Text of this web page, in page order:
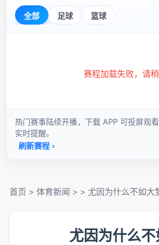
首页 > 体育新闻 > > 尤因为什么不如大
尤因为什么